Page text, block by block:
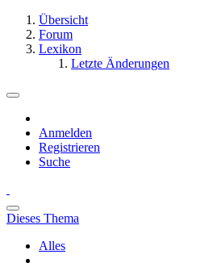
Übersicht
Forum
Lexikon
Letzte Änderungen
Anmelden
Registrieren
Suche
Dieses Thema
Alles